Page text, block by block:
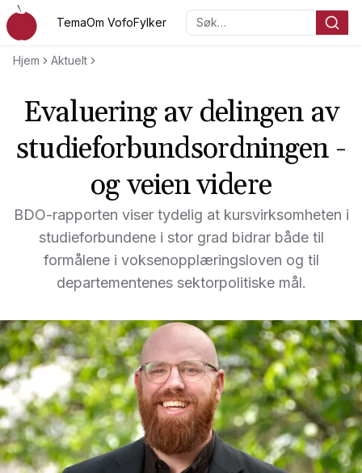
Hopp til hovedinnholdet
Voksenopplæringsforbundet
TemaOm VofoFylker Søk…
Hjem Aktuelt
Evaluering av delingen av
studieforbundsordningen -
og veien videre
BDO-rapporten viser tydelig at kursvirksomheten i
studieforbundene i stor grad bidrar både til
formålene i voksenopplæringsloven og til
departementenes sektorpolitiske mål.